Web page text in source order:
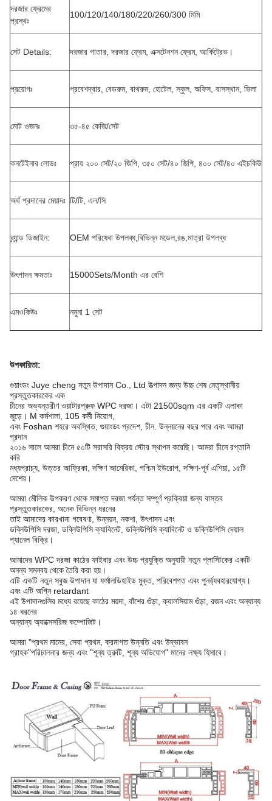
দরজার ফ্রেমের
প্রস্থঃ
100/120/140/180/220/260/300 মিমি
সেট Details: দরজার পাতার, দরজার ফ্রেম, এক্সটেনশন ফ্রেম, আর্কিট্রেভ।
প্রয়োগঃ প্রবেশদ্বার, বেডরুম, বাথরুম, হোটেল, স্কুল, অফিস, বাসস্থান, ভিলা
মোট ওজনঃ ৩৫-৪৫ কেজি/সেট
কনটেইনার লোডঃ প্রায় ২০০ সেট/২০ জিপি, ৩৫০ সেট/৪০ জিপি, ৪০০ সেট/৪০ এইচকিউ
অর্থ প্রদানের মেয়াদঃ টি/টি, এল/সি
ব্র্যান্ড ডিজাইন: OEM পরিষেবা উপলব্ধ,বিভিন্ন মডেল,রঙ,মাত্রা উপলব্ধ
উৎপাদন ক্ষমতাঃ 15000Sets/Month এর বেশি
এমওকিউঃ নমুনা 1 সেট
উপকারিতা:
গুয়াংডং Juye cheng নতুন উপাদান Co., Ltd উত্পাদন জন্য উচ্চ শেষ নেতৃস্থানীয়
প্রস্তুতকারকের এক
চীনের অভ্যন্তরীণ ওয়াটারপ্রুফ WPC দরজা। এটা 21500sqm এর একটি এলাকা
জুড়ে। M কর্মশালা, 105 কর্মী নিয়োগ,
এবং Foshan শহরে অবস্থিত, গুয়াংডং প্রদেশ, চীন. উন্নয়নের বছর পরে এবং আমরা
প্রদান
২০১৬ সালে আমরা চীনে ৫০টি সরাসরি বিক্রয় স্টোর স্থাপন করেছি। আমরা চীনে রপ্তানি
করি
মধ্যপ্রাচ্য, উত্তর আফ্রিকা, দক্ষিণ আমেরিকা, পশ্চিম ইউরোপ, দক্ষিণ-পূর্ব এশিয়া, ১৫টি
দেশের।
আমরা মৌলিক উপকরণ থেকে সমাপ্ত দরজা পর্যন্ত সম্পূর্ণ প্রক্রিয়া জন্য বাস্তব
প্রস্তুতকারকের, অনেক বিভিন্ন ধরনের
তাই আমাদের কারখানা গবেষণা, উন্নয়ন, নকশা, উৎপাদন এবং
ডব্লিউপিসি দরজা, ডব্লিউপিসি ক্যাবিনেট, ডব্লিউপিসি ক্যাবিনেট ও ডব্লিউপিসি দেয়াল
প্যানেল বিক্রি।
আমাদের WPC দরজা কাঠের ফাইবার এবং উচ্চ প্রযুক্তি অনুযায়ী নতুন প্লাস্টিকের একটি
অনন্য সমন্বয় থেকে তৈরি করা হয়।
এটি একটি নতুন সবুজ উপাদান যা ফর্মালডিহাইড মুক্ত, পরিবেশগত এবং পুনর্ব্যবহারযোগ্য।
এবং এটি অগ্নি retardant
এই উপাদানগুলির মধ্যে রয়েছে কাঠের ময়দা, বাঁশের গুঁড়া, ক্যালসিয়াম গুঁড়া, রজন এবং অন্যান্য
১৪ ধরনের
অন্যান্য অ্যাক্সেসরিজ কম্পোজিট।
আমরা "প্রথম মানের, সেবা প্রথম, ক্রমাগত উন্নতি এবং উদ্ভাবন
গ্রাহক"পরিচালনার জন্য এবং "শূন্য ত্রুটি, শূন্য অভিযোগ" মানের লক্ষ্য হিসাবে।